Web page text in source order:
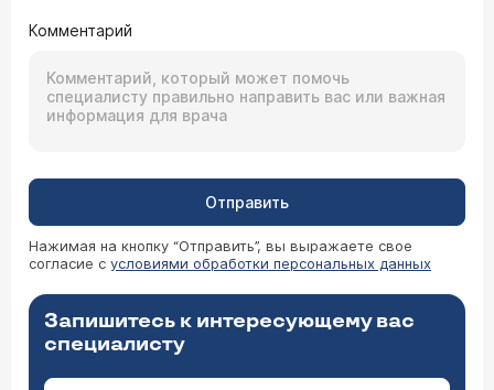
Комментарий
Отправить
Нажимая на кнопку “Отправить”, вы выражаете свое
согласие с условиями обработки персональных данных
Запишитесь к интересующему вас
специалисту